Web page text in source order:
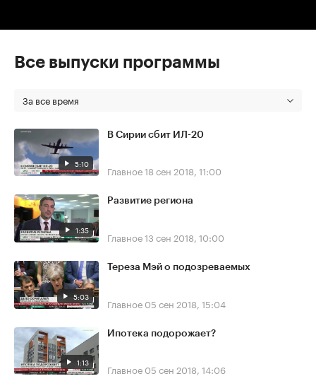
Все выпуски программы
За все время
5:10
В Сирии сбит ИЛ-20
Главное18 сен 2018, 11:00
1:35
Развитие региона
Главное13 сен 2018, 10:00
5:03
Тереза Мэй о подозреваемых
Главное 05 сен 2018, 15:04
1:13
Ипотека подорожает?
Главное 05 сен 2018, 14:06